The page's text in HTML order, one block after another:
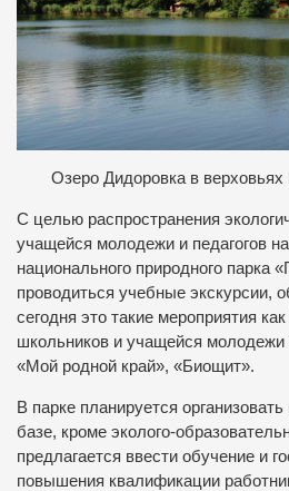
Озеро Дидоровка в верховьях
С целью распространения
учащейся молодежи и педагогов
национального природного парка
проводиться учебные экскурсии,
сегодня это такие мероприятия
школьников и учащейся молодежи
«Мой родной край», «Биощит».
В парке планируется
базе, кроме эколого-
предлагается ввести обучение и
повышения квалификации